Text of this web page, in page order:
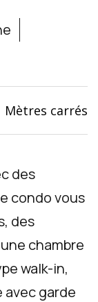
Mètres carrés
des
condo vous
des
chambre
walk-in,
avec garde